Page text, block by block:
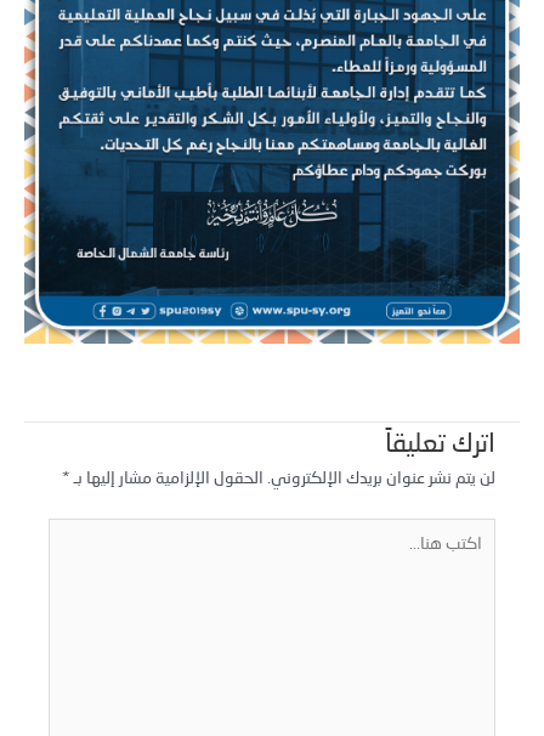
اترك تعليقاً
لن يتم نشر عنوان بريدك الإلكتروني. الحقول الإلزامية مشار إليها بـ